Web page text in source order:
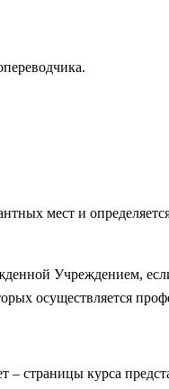
мест и
Учреждением,
осуществляется
страницы курса